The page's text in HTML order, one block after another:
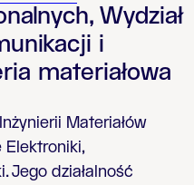
Wydział
i
materiałowa
Materiałów
Elektroniki,
Jego działalność